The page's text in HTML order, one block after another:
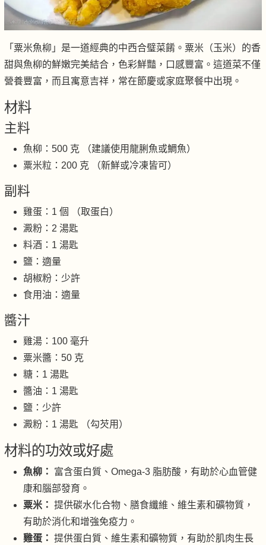
「粟米魚柳」是一道經典的中西合璧菜餚。粟米（玉米）的香
甜與魚柳的鮮嫩完美結合，色彩鮮豔，口感豐富。這道菜不僅
營養豐富，而且寓意吉祥，常在節慶或家庭聚餐中出現。
材料
主料
魚柳：500 克 （建議使用龍脷魚或鯛魚）
粟米粒：200 克 （新鮮或冷凍皆可）
副料
雞蛋：1 個 （取蛋白）
澱粉：2 湯匙
料酒：1 湯匙
鹽：適量
胡椒粉：少許
食用油：適量
醬汁
雞湯：100 毫升
粟米醬：50 克
糖：1 湯匙
醬油：1 湯匙
鹽：少許
澱粉：1 湯匙 （勾芡用）
材料的功效或好處
魚柳：
富含蛋白質、Omega-3 脂肪酸，有助於心血管健
康和腦部發育。
粟米： 提供碳水化合物、膳食纖維、維生素和礦物質，
有助於消化和增強免疫力。
雞蛋： 提供蛋白質、維生素和礦物質，有助於肌肉生長